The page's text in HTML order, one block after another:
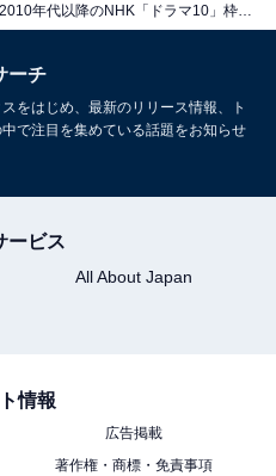
績1位だった永瀬が“正直す
かったです。キャスト
隼人さんなど、豪華で見
性／福岡県）」「俳優陣の
という設定がおもしろい
ーチ
をはじめ、最新のリリース情報、ト
で注目を集めている話題をお知らせ
ービス
All About Japan
情報
広告掲載
著作権・商標・免責事項